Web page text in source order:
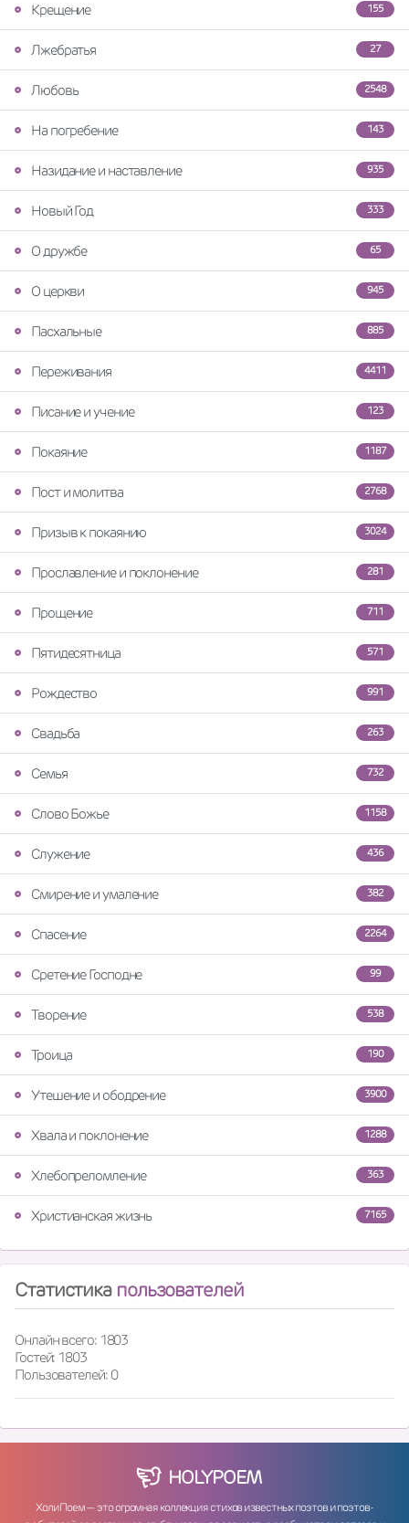
155
Крещение
27
Лжебратья
2548
Любовь
143
На погребение
935
Назидание и наставление
333
Новый Год
65
О дружбе
945
О церкви
885
Пасхальные
4411
Переживания
123
Писание и учение
1187
Покаяние
2768
Пост и молитва
3024
Призыв к покаянию
281
Прославление и поклонение
711
Прощение
571
Пятидесятница
991
Рождество
263
Свадьба
732
Семья
1158
Слово Божье
436
Служение
382
Смирение и умаление
2264
Спасение
99
Сретение Господне
538
Творение
190
Троица
3900
Утешение и ободрение
1288
Хвала и поклонение
363
Хлебопреломление
7165
Христианская жизнь
Статистика пользователей
Онлайн всего: 1803
Гостей: 1803
Пользователей: 0
HOLYPOEM
ХолиПоем — это огромная коллекция стихов известных поэтов и поэтов-